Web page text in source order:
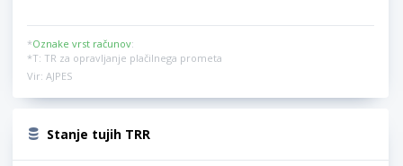
*Oznake vrst računov:
*T: TR za opravljanje plačilnega prometa
Vir: AJPES
Stanje tujih TRR